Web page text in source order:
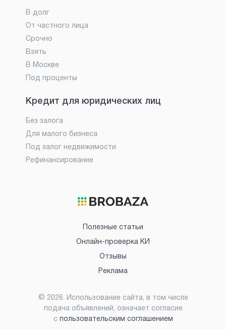
В долг
От частного лица
Срочно
Взять
В Москве
Под проценты
Кредит для юридических лиц
Без залога
Для малого бизнеса
Под залог недвижимости
Рефинансирование
Полезные статьи
Онлайн-проверка КИ
Отзывы
Реклама
© 2026. Использование сайта, в том числе
подача объявлений, означает согласие
с пользовательским соглашением